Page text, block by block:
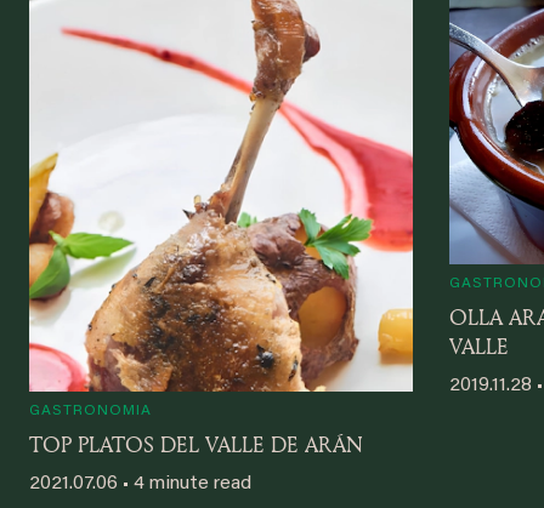
GASTRONOMIA
TOP PLATOS DEL VALLE DE ARÁN
2021.07.06 • 4 minute read
OLLA
VALLE
2019.11.28